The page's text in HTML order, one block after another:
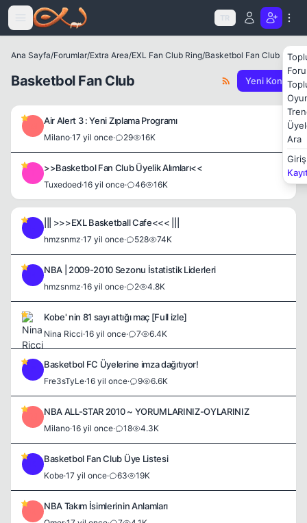
Icerige atla
TR
Ara
Giriş
Ana Sayfa/Forumlar/Extra Area/EXL Fan Club Ring/Basketbol Fan Club
Basketbol Fan Club Yeni Konu
Air Alert 3 : Yeni Zıplama Programı
Milano·17 yil once· 29 16K
>>Basketbol Fan Club Üyelik Alımları<<
Tuxedoed·16 yil once· 46 16K
||| >>>EXL Basketball Cafe<<< |||
hmzsnmz·17 yil once· 528 74K
NBA | 2009-2010 Sezonu İstatistik Liderleri
hmzsnmz·16 yil once· 2 4.8K
Kobe' nin 81 sayı attığı maç [Full izle]
Nina Ricci·16 yil once· 7 6.4K
Basketbol FC Üyelerine imza dağıtıyor!
Fre3sTyLe·16 yil once· 9 6.6K
NBA ALL-STAR 2010 ~ YORUMLARINIZ-OYLARINIZ
Milano·16 yil once· 18 4.3K
Basketbol Fan Club Üye Listesi
Kobe·17 yil once· 63 19K
NBA Takım İsimlerinin Anlamları